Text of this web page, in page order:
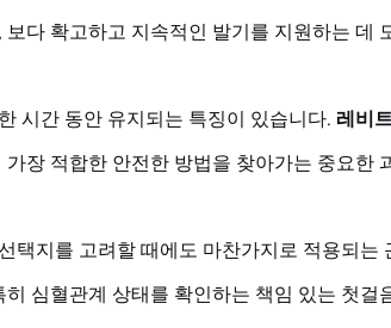
다 확고하고 지속적인 발기를 지원하는 데
시간 동안 유지되는 특징이 있습니다. 레비
장 적합한 안전한 방법을 찾아가는 중요한
택지를 고려할 때에도 마찬가지로 적용되는
심혈관계 상태를 확인하는 책임 있는 첫걸